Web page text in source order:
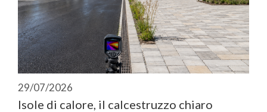
29/07/2026
Isole di calore, il calcestruzzo chiaro